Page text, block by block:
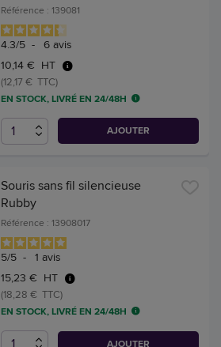
Référence : 139081
4.3/5 - 6 avis
10,14 € HT
(12,17 € TTC)
EN STOCK, LIVRÉ EN 24/48H
AJOUTER
Souris sans fil silencieuse
Rubby
Référence : 13908017
5/5 - 1 avis
15,23 € HT
(18,28 € TTC)
EN STOCK, LIVRÉ EN 24/48H
AJOUTER